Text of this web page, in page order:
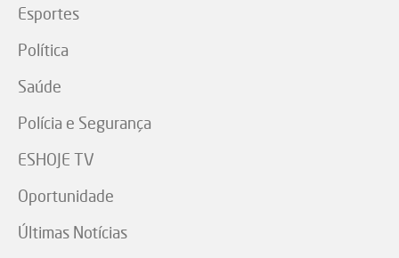
Esportes
Política
Saúde
Polícia e Segurança
ESHOJE TV
Oportunidade
Últimas Notícias